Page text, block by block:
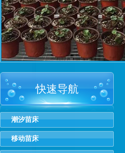
快速导航
潮汐苗床
移动苗床